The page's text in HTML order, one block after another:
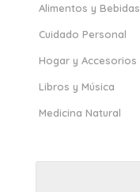
Alimentos y Bebidas
Cuidado Personal
Hogar y Accesorios
Libros y Música
Medicina Natural